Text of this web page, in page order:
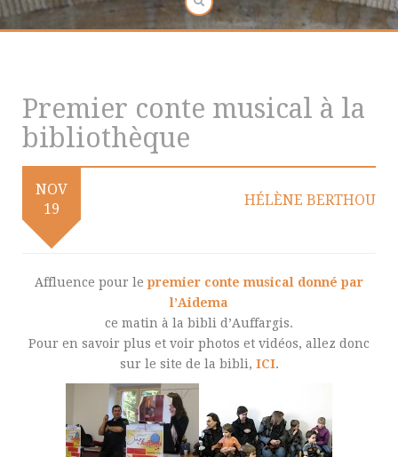
Premier conte musical à la
bibliothèque
NOV
19
HÉLÈNE BERTHOU
Affluence pour le premier conte musical donné par
l’Aidema
ce matin à la bibli d’Auffargis.
Pour en savoir plus et voir photos et vidéos, allez donc
sur le site de la bibli, ICI.